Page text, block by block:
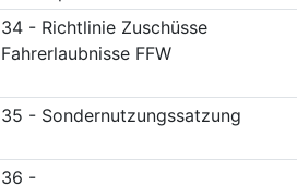
34 - Richtlinie Zuschüsse
Fahrerlaubnisse FFW
35 - Sondernutzungssatzung
36 -